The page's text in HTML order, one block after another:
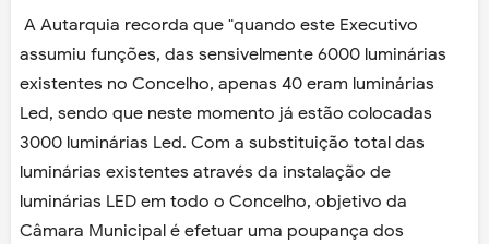
A Autarquia recorda que "quando este Executivo
assumiu funções, das sensivelmente 6000 luminárias
existentes no Concelho, apenas 40 eram luminárias
Led, sendo que neste momento já estão colocadas
3000 luminárias Led. Com a substituição total das
luminárias existentes através da instalação de
luminárias LED em todo o Concelho, objetivo da
Câmara Municipal é efetuar uma poupança dos